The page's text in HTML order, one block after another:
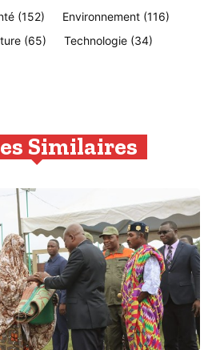
(152) Environnement (116)
(65) Technologie (34)
Similaires